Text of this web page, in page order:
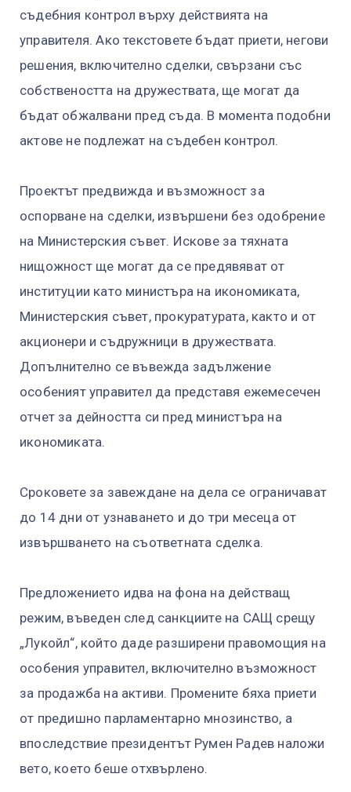
съдебния контрол върху действията на
управителя. Ако текстовете бъдат приети, негови
решения, включително сделки, свързани със
собствеността на дружествата, ще могат да
бъдат обжалвани пред съда. В момента подобни
актове не подлежат на съдебен контрол.
Проектът предвижда и възможност за
оспорване на сделки, извършени без одобрение
на Министерския съвет. Искове за тяхната
нищожност ще могат да се предявяват от
институции като министъра на икономиката,
Министерския съвет, прокуратурата, както и от
акционери и съдружници в дружествата.
Допълнително се въвежда задължение
особеният управител да представя ежемесечен
отчет за дейността си пред министъра на
икономиката.
Сроковете за завеждане на дела се ограничават
до 14 дни от узнаването и до три месеца от
извършването на съответната сделка.
Предложението идва на фона на действащ
режим, въведен след санкциите на САЩ срещу
„Лукойл“, който даде разширени правомощия на
особения управител, включително възможност
за продажба на активи. Промените бяха приети
от предишно парламентарно мнозинство, а
впоследствие президентът Румен Радев наложи
вето, което беше отхвърлено.